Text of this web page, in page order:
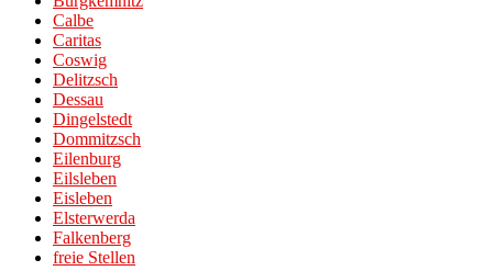
Calbe
Caritas
Coswig
Delitzsch
Dessau
Dingelstedt
Dommitzsch
Eilenburg
Eilsleben
Eisleben
Elsterwerda
Falkenberg
freie Stellen